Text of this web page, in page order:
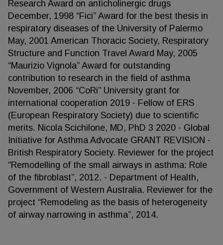
Research Award on anticholinergic drugs
December, 1998 “Fici” Award for the best thesis in
respiratory diseases of the University of Palermo
May, 2001 American Thoracic Society, Respiratory
Structure and Function Travel Award May, 2005
“Maurizio Vignola” Award for outstanding
contribution to research in the field of asthma
November, 2006 “CoRi” University grant for
international cooperation 2019 - Fellow of ERS
(European Respiratory Society) due to scientific
merits. Nicola Scichilone, MD, PhD 3 2020 - Global
Initiative for Asthma Advocate GRANT REVISION -
British Respiratory Society. Reviewer for the project
“Remodelling of the small airways in asthma: Role
of the fibroblast”, 2012. - Department of Health,
Government of Western Australia. Reviewer for the
project “Remodeling as the basis of heterogeneity
of airway narrowing in asthma”, 2014.